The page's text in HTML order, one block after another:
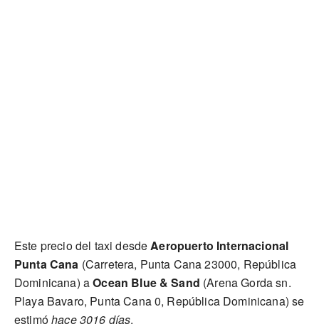
Este precio del taxi desdeAeropuerto Internacional
Punta Cana (Carretera, Punta Cana 23000, República
Dominicana) aOcean Blue & Sand (Arena Gorda sn.
Playa Bavaro, Punta Cana 0, República Dominicana) se
estimóhace 3016 días.